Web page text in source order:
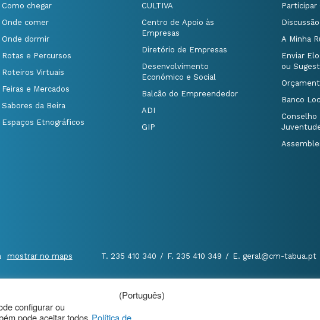
Como chegar
Onde comer
Onde dormir
Rotas e Percursos
Roteiros Virtuais
Feiras e Mercados
Sabores da Beira
Espaços Etnográficos
CULTIVA
Centro de Apoio às
Empresas
Diretório de Empresas
Desenvolvimento
Económico e Social
Balcão do Empreendedor
ADI
GIP
Participar
A Minha
Enviar
ou
Banco
Conselho
mostrar no maps T. 235 410 340 / F. 235 410 349 / E. geral@cm-tabua.pt
(Português)
configurar ou
pode aceitar todos Política de